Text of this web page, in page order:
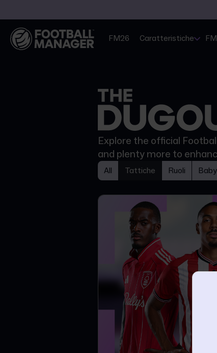
FM26 Caratteristiche
Explore the official
and plenty more to
All Tattiche Ruoli